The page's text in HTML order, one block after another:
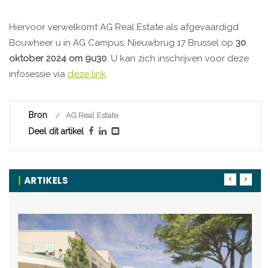
Hiervoor verwelkomt AG Real Estate als afgevaardigd
Bouwheer u in AG Campus, Nieuwbrug 17 Brussel op 30
oktober 2024 om 9u30. U kan zich inschrijven voor deze
infosessie via deze link.
Bron AG Real Estate
Deel dit artikel
ARTIKELS